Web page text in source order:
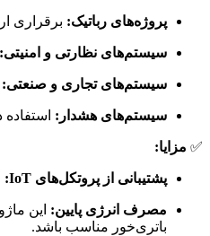
پروژه‌های رباتیک: برقراری
سیستم‌های نظارتی و امنیتی:
سیستم‌های تجاری و صنعتی:
سیستم‌های هشدار:
✅ مزایا:
پشتیبانی از پروتکل‌های IoT:
مصرف انرژی پایین: این
باتری‌خور مناسب باشد.